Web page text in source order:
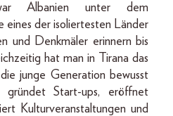
Albanien unter dem
eines der isoliertesten Länder
und Denkmäler erinnern bis
hat man in Tirana das
junge Generation bewusst
Start-ups, eröffnet
Kulturveranstaltungen und